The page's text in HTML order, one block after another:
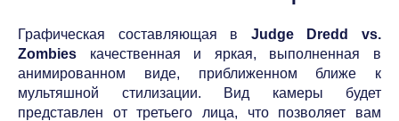
Графическая составляющая в Judge Dredd vs.
Zombies качественная и яркая, выполненная в
анимированном виде, приближенном ближе к
мультяшной стилизации. Вид камеры будет
представлен от третьего лица, что позволяет вам